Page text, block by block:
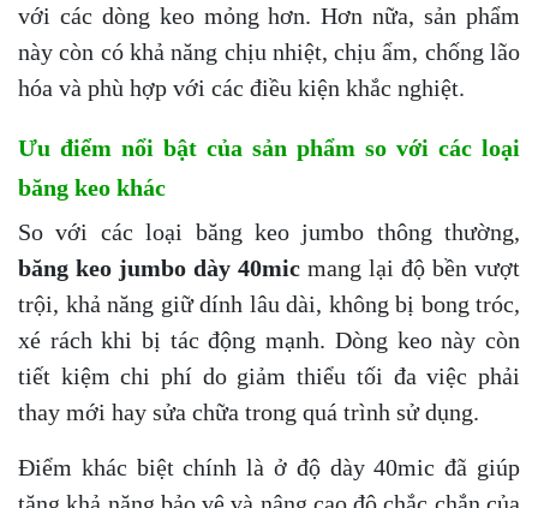
với các dòng keo mỏng hơn. Hơn nữa, sản phẩm
này còn có khả năng chịu nhiệt, chịu ẩm, chống lão
hóa và phù hợp với các điều kiện khắc nghiệt.
Ưu điểm nổi bật của sản phẩm so với các loại
băng keo khác
So với các loại băng keo jumbo thông thường,
băng keo jumbo dày 40mic mang lại độ bền vượt
trội, khả năng giữ dính lâu dài, không bị bong tróc,
xé rách khi bị tác động mạnh. Dòng keo này còn
tiết kiệm chi phí do giảm thiểu tối đa việc phải
thay mới hay sửa chữa trong quá trình sử dụng.
Điểm khác biệt chính là ở độ dày 40mic đã giúp
tăng khả năng bảo vệ và nâng cao độ chắc chắn của